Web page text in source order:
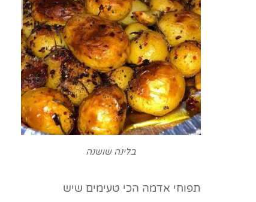
בלינה שושנה
תפוחי אדמה הכי טעימים שיש